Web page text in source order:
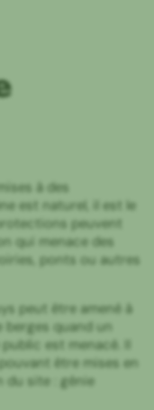
à des
est naturel, il est le
peuvent
qui menace des
ponts ou autres
peut être amené à
quand un
est menacé. Il
être mises en
site : génie